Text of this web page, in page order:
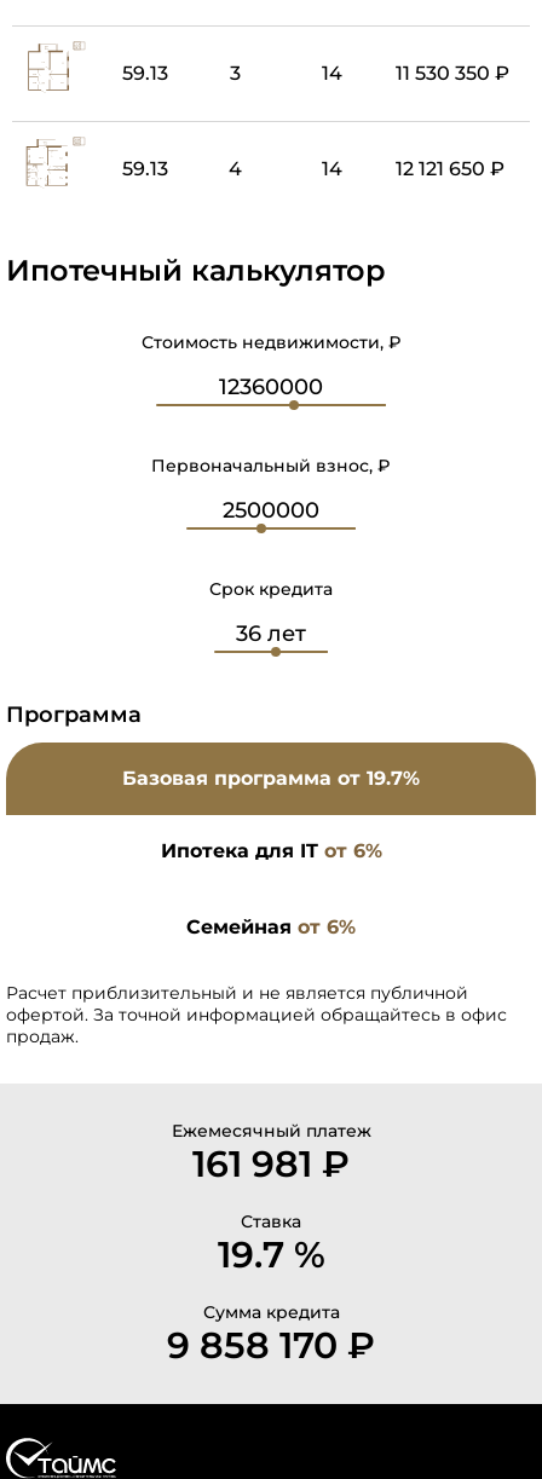
59.13 3 14 11 530 350 ₽
59.13 4 14 12 121 650 ₽
Ипотечный калькулятор
Стоимость недвижимости, ₽
Первоначальный взнос, ₽
Срок кредита
Программа
Базовая программа от 19.7%
Ипотека для IT от 6%
Семейная от 6%
Расчет приблизительный и не является публичной
офертой. За точной информацией обращайтесь в офис
продаж.
Ежемесячный платеж
161 981 ₽
Ставка
19.7 %
Сумма кредита
9 858 170 ₽